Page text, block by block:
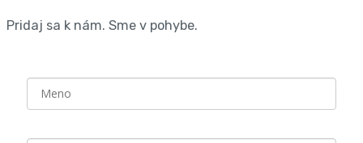
Pridaj sa k nám. Sme v pohybe.